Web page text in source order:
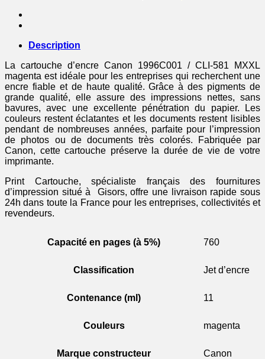
Description
La cartouche d’encre Canon 1996C001 / CLI-581 MXXL
magenta est idéale pour les entreprises qui recherchent une
encre fiable et de haute qualité. Grâce à des pigments de
grande qualité, elle assure des impressions nettes, sans
bavures, avec une excellente pénétration du papier. Les
couleurs restent éclatantes et les documents restent lisibles
pendant de nombreuses années, parfaite pour l’impression
de photos ou de documents très colorés. Fabriquée par
Canon, cette cartouche préserve la durée de vie de votre
imprimante.
Print Cartouche, spécialiste français des fournitures
d’impression situé à Gisors, offre une livraison rapide sous
24h dans toute la France pour les entreprises, collectivités et
revendeurs.
Capacité en pages (à 5%) 760
Classification Jet d’encre
Contenance (ml) 11
Couleurs magenta
Marque constructeur Canon